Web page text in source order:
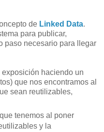
de Linked Data.
para publicar,
paso necesario para llegar
exposición haciendo un
que nos encontramos al
sean reutilizables,
que tenemos al poner
y la